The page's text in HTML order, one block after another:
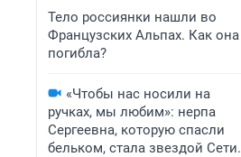
Тело россиянки нашли во
Французских Альпах. Как она
погибла?
«Чтобы нас носили на
ручках, мы любим»: нерпа
Сергеевна, которую спасли
бельком, стала звездой Сети.